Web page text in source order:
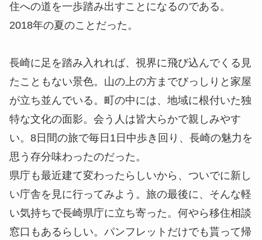
住への道を一歩踏み出すことになるのである。
2018年の夏のことだった。
長崎に足を踏み入れれば、視界に飛び込んでくる見
たこともない景色。山の上の方までびっしりと家屋
が立ち並んでいる。町の中には、地域に根付いた独
特な文化の面影。会う人は皆大らかで親しみやす
い。8日間の旅で毎日1日中歩き回り、長崎の魅力を
思う存分味わったのだった。
県庁も最近建て変わったらしいから、ついでに新し
い庁舎を見に行ってみよう。旅の最後に、そんな軽
い気持ちで長崎県庁に立ち寄った。何やら移住相談
窓口もあるらしい。パンフレットだけでも貰って帰